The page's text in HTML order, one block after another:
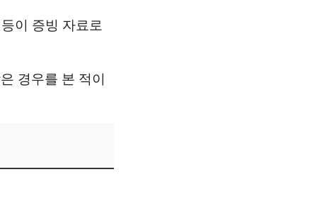
이 증빙 자료로
경우를 본 적이